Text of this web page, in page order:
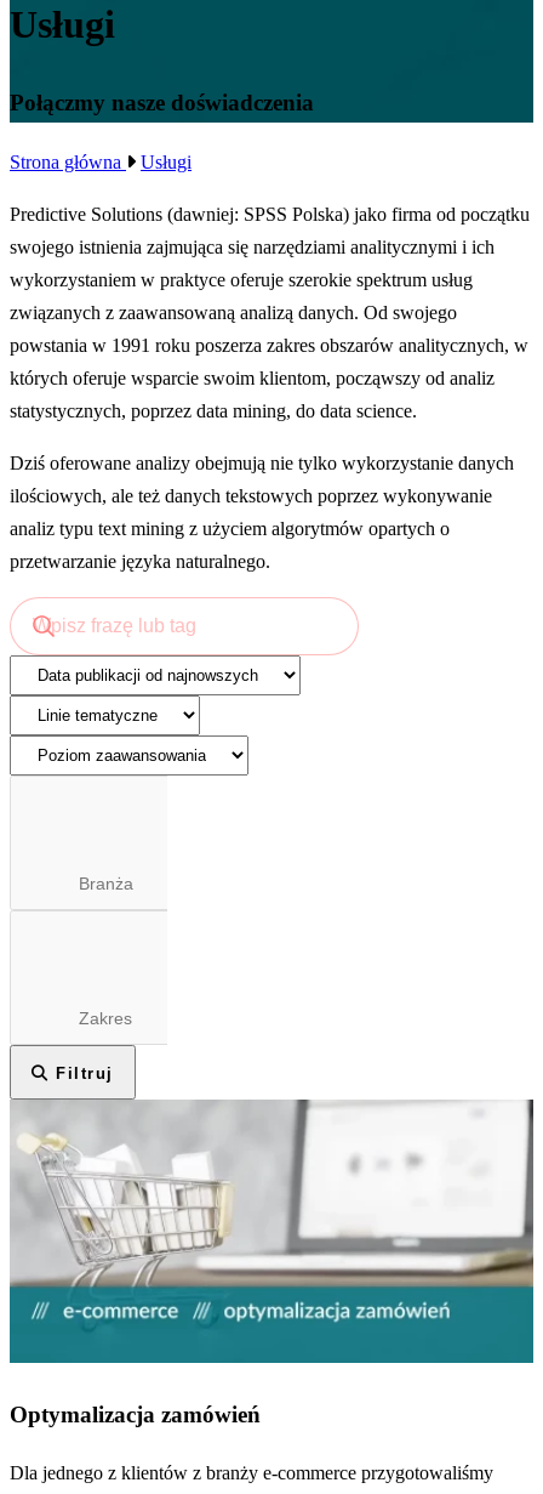
Usługi
Połączmy nasze doświadczenia
Strona główna Usługi
Predictive Solutions (dawniej: SPSS Polska) jako firma od początku
swojego istnienia zajmująca się narzędziami analitycznymi i ich
wykorzystaniem w praktyce oferuje szerokie spektrum usług
związanych z zaawansowaną analizą danych. Od swojego
powstania w 1991 roku poszerza zakres obszarów analitycznych, w
których oferuje wsparcie swoim klientom, począwszy od analiz
statystycznych, poprzez data mining, do data science.
Dziś oferowane analizy obejmują nie tylko wykorzystanie danych
ilościowych, ale też danych tekstowych poprzez wykonywanie
analiz typu text mining z użyciem algorytmów opartych o
przetwarzanie języka naturalnego.
Filtruj
Optymalizacja zamówień
Dla jednego z klientów z branży e-commerce przygotowaliśmy